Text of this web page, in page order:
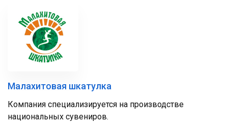
Малахитовая шкатулка
Компания специализируется на производстве
национальных сувениров.